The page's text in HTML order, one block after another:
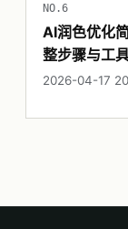
NO.6
AI润色优化
整步骤与工
2026-04-17